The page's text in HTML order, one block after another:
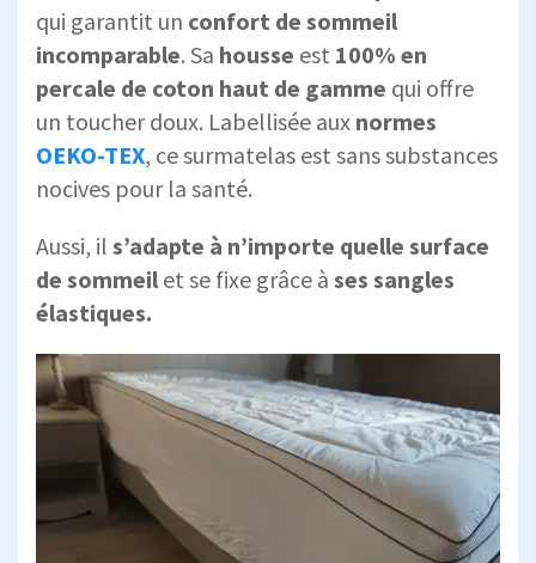
qui garantit un confort de sommeil
incomparable. Sa housse est 100% en
percale de coton haut de gamme qui offre
un toucher doux. Labellisée aux normes
OEKO-TEX, ce surmatelas est sans substances
nocives pour la santé.
Aussi, il s’adapte à n’importe quelle surface
de sommeil et se fixe grâce à ses sangles
élastiques.